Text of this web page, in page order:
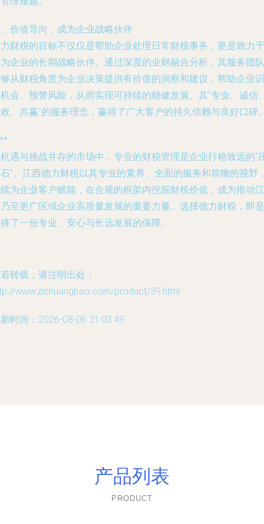
价值导向，成为企业战略伙伴
财税的目标不仅仅是帮助企业处理日常财税事务，更是致力于
企业的长期战略伙伴。通过深度的业财融合分析，其服务团队
从财税角度为企业决策提供有价值的洞察和建议，帮助企业识
会、预警风险，从而实现可持续的稳健发展。其“专业、诚信
、共赢”的服务理念，赢得了广大客户的持久信赖与良好口碑
遇与挑战并存的市场中，专业的财税管理是企业行稳致远的“
”。江西德力财税以其专业的素养、全面的服务和前瞻的视野
为企业客户赋能，在合规的框架内挖掘财税价值，成为推动江
至更广区域企业高质量发展的重要力量。选择德力财税，即是
了一份专业、安心与长远发展的保障。
转载，请注明出处：
www.zichuangbao.com/product/39.html
时间：2026-08-06 21:03:49
产品列表
PRODUCT